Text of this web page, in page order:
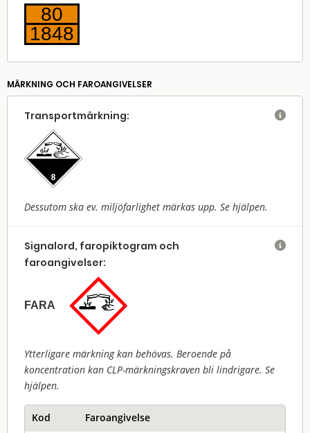
80
1848
MÄRKNING OCH FAROANGIVELSER
Transport­märkning:
Dessutom ska ev. miljöfarlighet märkas upp. Se hjälpen.

Signalord, faropiktogram och
faroangivelser:
FARA
Ytterligare märkning kan behövas. Beroende på
koncentration kan CLP-märkningskraven bli lindrigare. Se
hjälpen.

Kod Faroangivelse